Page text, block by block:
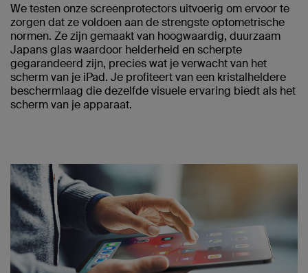
We testen onze screenprotectors uitvoerig om ervoor te
zorgen dat ze voldoen aan de strengste optometrische
normen. Ze zijn gemaakt van hoogwaardig, duurzaam
Japans glas waardoor helderheid en scherpte
gegarandeerd zijn, precies wat je verwacht van het
scherm van je iPad. Je profiteert van een kristalheldere
beschermlaag die dezelfde visuele ervaring biedt als het
scherm van je apparaat.